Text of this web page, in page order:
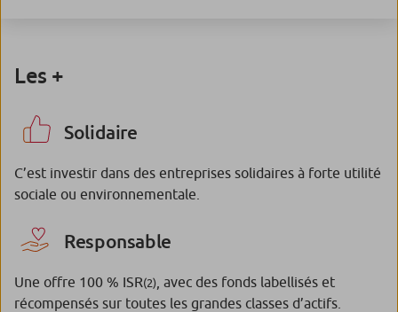
Les +
Solidaire
C’est investir dans des entreprises solidaires à forte utilité
sociale ou environnementale.
Responsable
Une offre 100 % ISR(2) , avec des fonds labellisés et
récompensés sur toutes les grandes classes d’actifs.